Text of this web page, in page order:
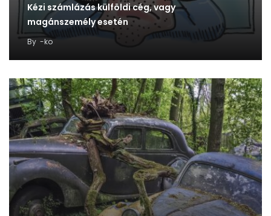
Kézi számlázás külföldi cég, vagy
magánszemély esetén
By -ko